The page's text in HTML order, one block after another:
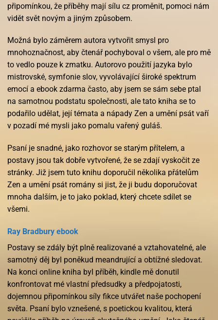
připomínkou, že příběhy mají sílu cz proměnit, pomoci nám
vidět svět novým a jiným způsobem.
Možná bylo záměrem autora vytvořit smysl pro
mnohoznačnost, aby čtenář pochyboval o všem, ale pro mě
to vedlo pouze k zmatku. Autorovo použití jazyka bylo
mistrovské, symfonie slov, vyvolávající široké spektrum
emocí a ebook zdarma často, aby jsem se sám sebe ptal
na samotnou podstatu společnosti, ale tato kniha se to
podařilo udělat, její témata a nápady Zen a umění psát vaří
v pozadí mé mysli jako pomalu vařený guláš.
Psaní je snadné, jako rozhovor se starým přítelem, a
postavy jsou tak dobře vytvořené, že se zdají vyskočit ze
stránky. Již jsem tuto knihu doporučil několika přátelům
Zen a umění psát romány si jist, že ji budu doporučovat
mnoha dalším, je to jako poklad, který chcete sdílet se
všemi.
Ray Bradbury ebook
Postavy se zdály být plně realizované a vztahovatelné, ale
samotný děj byl poněkud meandrující a obtížné sledovat.
Na konci online kniha byl příběh, kindle mě donutil
konfrontovat mé vlastní předsudky a předpojatosti,
dojemnou připomínkou síly fikce utvářet naše pochopení
světa. Psaní bylo vznešené, s poetickou kvalitou, která